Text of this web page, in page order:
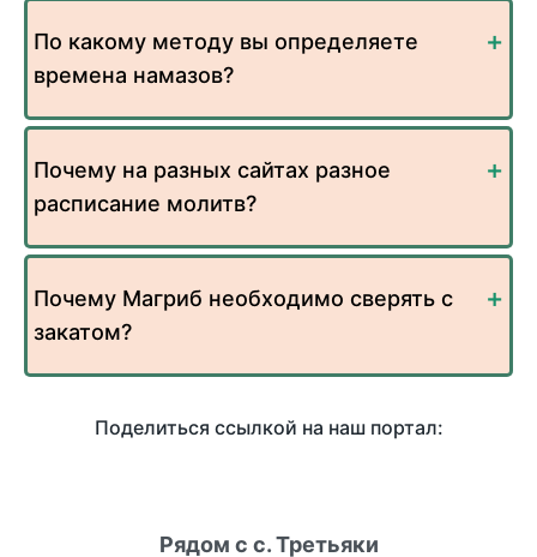
По какому методу вы определяете
времена намазов?
Почему на разных сайтах разное
расписание молитв?
Почему Магриб необходимо сверять с
закатом?
Поделиться ссылкой на наш портал:
Рядом с с. Третьяки